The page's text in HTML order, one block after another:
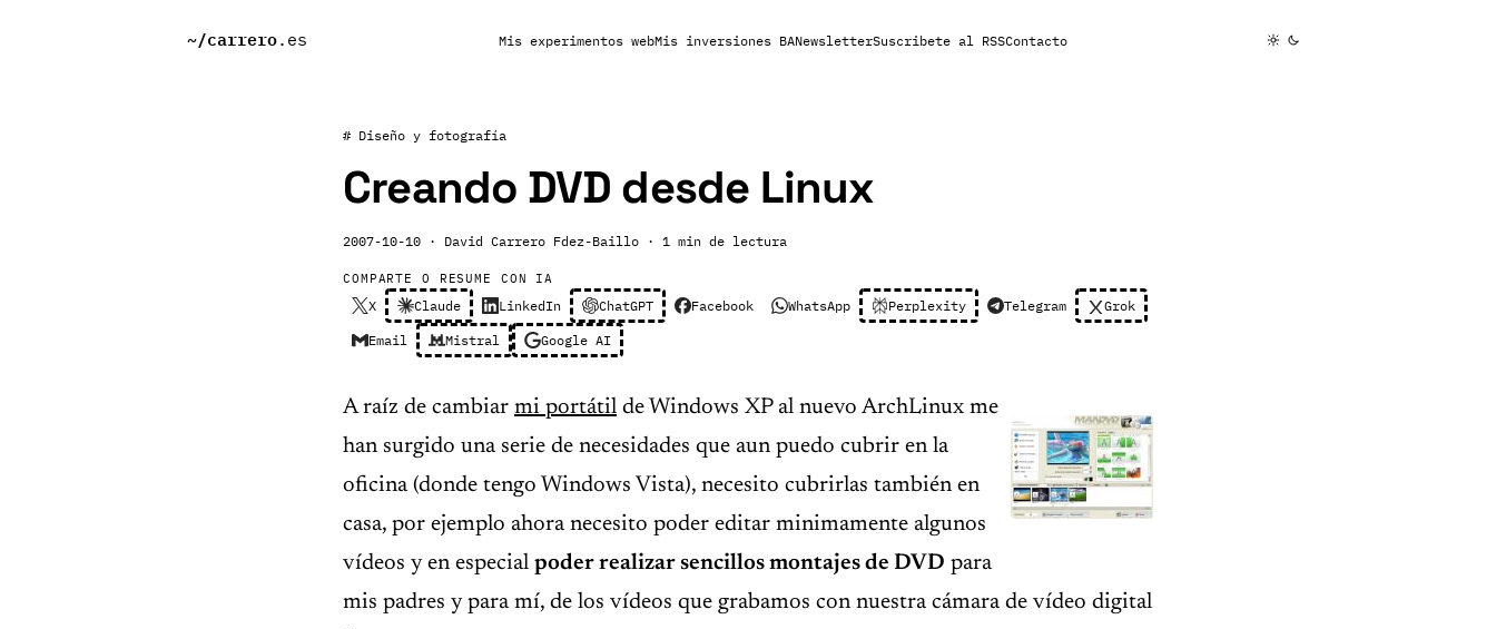
~/carrero.es Mis experimentos webMis inversiones BANewsletterSuscribete al RSSContacto
# Diseño y fotografía
Creando DVD desde Linux
2007-10-10 · David Carrero Fdez-Baillo · 1 min de lectura
COMPARTE O RESUME CON IA
X Claude LinkedIn ChatGPT Facebook WhatsApp Perplexity Telegram Grok
Email Mistral Google AI
A raíz de cambiar mi portátil de Windows XP al nuevo ArchLinux me
han surgido una serie de necesidades que aun puedo cubrir en la
oficina (donde tengo Windows Vista), necesito cubrirlas también en
casa, por ejemplo ahora necesito poder editar minimamente algunos
vídeos y en especial poder realizar sencillos montajes de DVD para
mis padres y para mí, de los vídeos que grabamos con nuestra cámara de vídeo digital